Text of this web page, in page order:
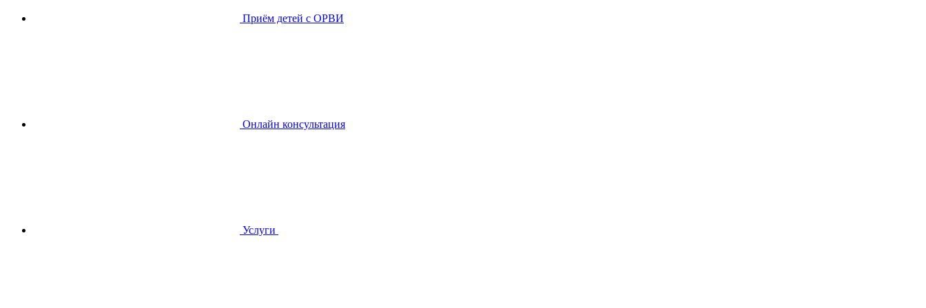
Приём детей с ОРВИ
Онлайн консультация
Услуги